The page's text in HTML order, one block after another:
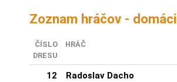
Zoznam hráčov - domáci
ČÍSLO
DRESU
HRÁČ
12 Radoslav Dacho